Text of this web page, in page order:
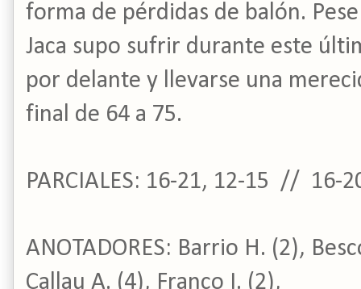
forma de pérdidas de balón.
Jaca supo sufrir durante este
por delante y llevarse una
final de 64 a 75.
PARCIALES: 16-21, 12-15 // 16-
ANOTADORES: Barrio H. (2),
Callau A. (4), Franco I. (2),